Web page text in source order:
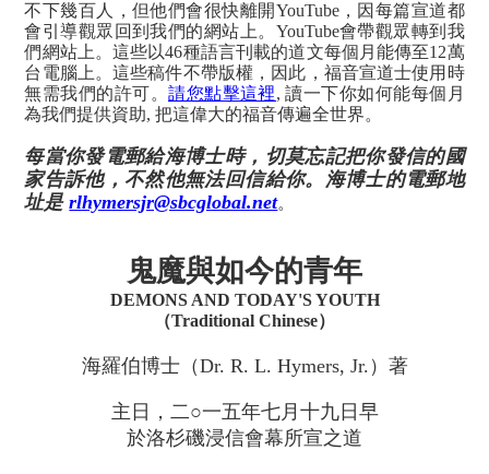
不下幾百人，但他們會很快離開YouTube，因每篇宣道都
會引導觀眾回到我們的網站上。YouTube會帶觀眾轉到我
們網站上。這些以46種語言刊載的道文每個月能傳至12萬
台電腦上。這些稿件不帶版權，因此，福音宣道士使用時
無需我們的許可。請您點擊這裡, 讀一下你如何能每個月
為我們提供資助, 把這偉大的福音傳遍全世界。
每當你發電郵給海博士時，切莫忘記把你發信的國
家告訴他，不然他無法回信給你。海博士的電郵地
址是rlhymersjr@sbcglobal.net。
鬼魔與如今的青年
DEMONS AND TODAY'S YOUTH
（Traditional Chinese）
海羅伯博士（Dr. R. L. Hymers, Jr.）著
主日，二○一五年七月十九日早
於洛杉磯浸信會幕所宣之道